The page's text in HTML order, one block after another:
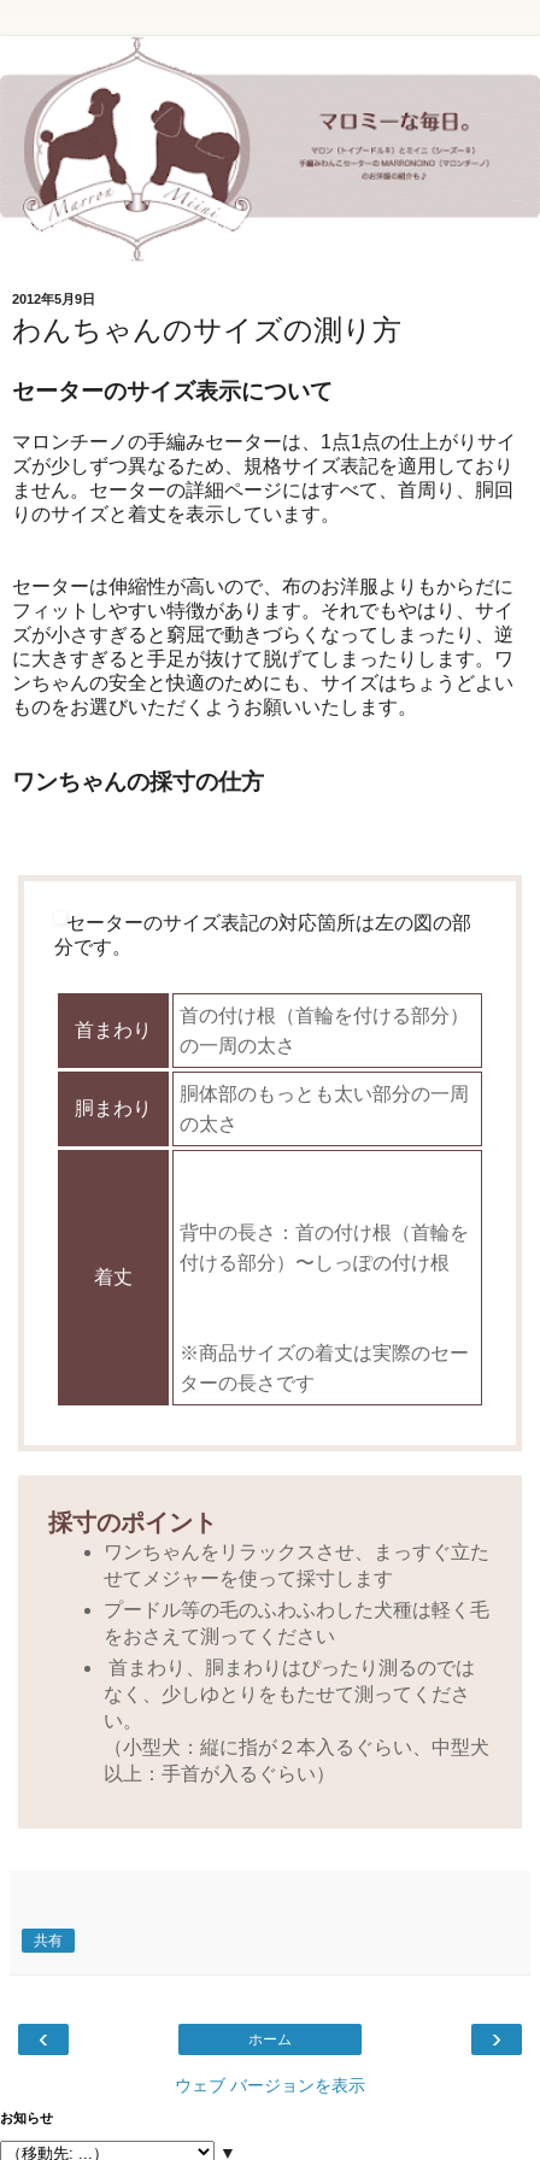
2012年5月9日
わんちゃんのサイズの測り方
セーターのサイズ表示について
マロンチーノの手編みセーターは、1点1点の仕上がりサイ
ズが少しずつ異なるため、規格サイズ表記を適用しており
ません。セーターの詳細ページにはすべて、首周り、胴回
りのサイズと着丈を表示しています。
セーターは伸縮性が高いので、布のお洋服よりもからだに
フィットしやすい特徴があります。それでもやはり、サイ
ズが小さすぎると窮屈で動きづらくなってしまったり、逆
に大きすぎると手足が抜けて脱げてしまったりします。ワ
ンちゃんの安全と快適のためにも、サイズはちょうどよい
ものをお選びいただくようお願いいたします。
ワンちゃんの採寸の仕方
セーターのサイズ表記の対応箇所は左の図の部
分です。
首まわり
首の付け根（首輪を付ける部分）
の一周の太さ
胴まわり
胴体部のもっとも太い部分の一周
の太さ
着丈
背中の長さ：首の付け根（首輪を
付ける部分）〜しっぽの付け根
※商品サイズの着丈は実際のセー
ターの長さです
採寸のポイント
ワンちゃんをリラックスさせ、まっすぐ立た
せてメジャーを使って採寸します
プードル等の毛のふわふわした犬種は軽く毛
をおさえて測ってください
首まわり、胴まわりはぴったり測るのでは
なく、少しゆとりをもたせて測ってくださ
い。
（小型犬：縦に指が２本入るぐらい、中型犬
以上：手首が入るぐらい）
共有
‹ ›
ホーム
ウェブ バージョンを表示
お知らせ
▼